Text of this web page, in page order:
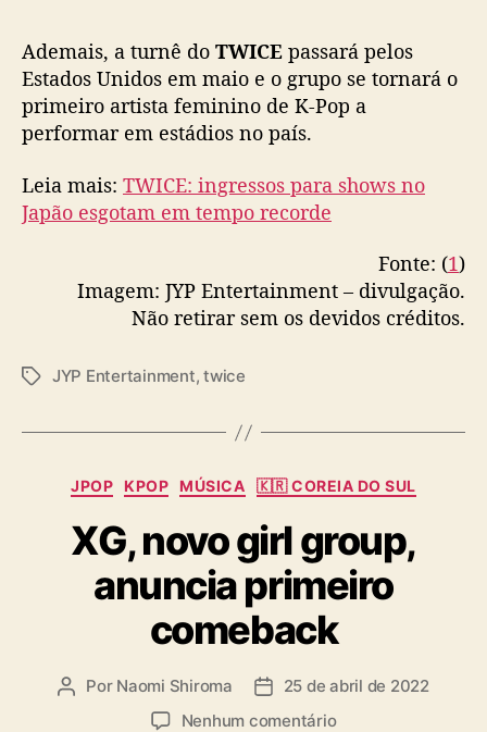
n
s
Ademais, a turnê do TWICE passará pelos
Estados Unidos em maio e o grupo se tornará o
primeiro artista feminino de K-Pop a
performar em estádios no país.
Leia mais: TWICE: ingressos para shows no
Japão esgotam em tempo recorde
Fonte: (1)
Imagem: JYP Entertainment – divulgação.
Não retirar sem os devidos créditos.
T
JYP Entertainment,twice
C
t
e
g
o
r
i
JPOP KPOP MÚSICA 🇰🇷 COREIA DO SUL
XG, novo girl group,
anuncia primeiro
comeback
A Por Naomi Shiroma
D 25 de abril de 2022
Nenhum comentárioe